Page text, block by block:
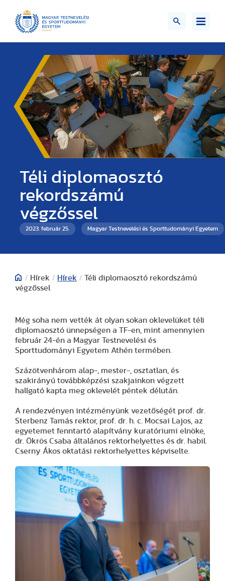
Téli diplomaosztó
rekordszámú
végzőssel
2023. február 25. Magyar Testnevelési és Sporttudományi Egyetem
/ Hírek / Hírek / Téli diplomaosztó rekordszámú
végzőssel
Még soha nem vették át olyan sokan oklevelüket téli
diplomaosztó ünnepségen a TF-en, mint amennyien
február 24-én a Magyar Testnevelési és
Sporttudományi Egyetem Athén termében.
Százötvenhárom alap-, mester-, osztatlan, és
szakirányú továbbképzési szakjainkon végzett
hallgató kapta meg oklevelét péntek délután.
A rendezvényen intézményünk vezetőségét prof. dr.
Sterbenz Tamás rektor, prof. dr. h. c. Mocsai Lajos, az
egyetemet fenntartó alapítvány kuratóriumi elnöke,
dr. Ökrös Csaba általános rektorhelyettes és dr. habil.
Cserny Ákos oktatási rektorhelyettes képviselte.